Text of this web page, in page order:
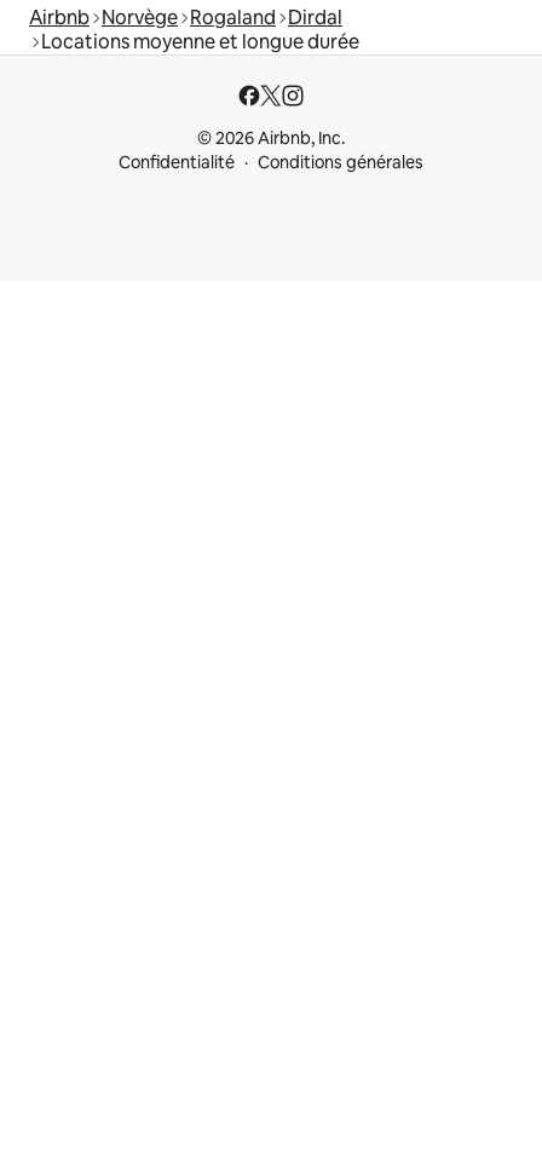
Airbnb Norvège Rogaland Dirdal
Locations moyenne et longue durée
© 2026 Airbnb, Inc.
Confidentialité
Conditions générales